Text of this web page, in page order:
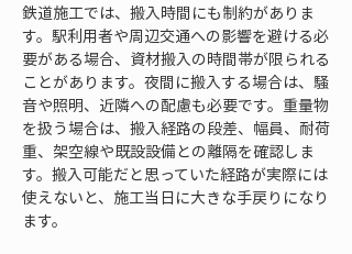
鉄道施工では、搬入時間にも制約がありま
す。駅利用者や周辺交通への影響を避ける必
要がある場合、資材搬入の時間帯が限られる
ことがあります。夜間に搬入する場合は、騒
音や照明、近隣への配慮も必要です。重量物
を扱う場合は、搬入経路の段差、幅員、耐荷
重、架空線や既設設備との離隔を確認しま
す。搬入可能だと思っていた経路が実際には
使えないと、施工当日に大きな手戻りになり
ます。